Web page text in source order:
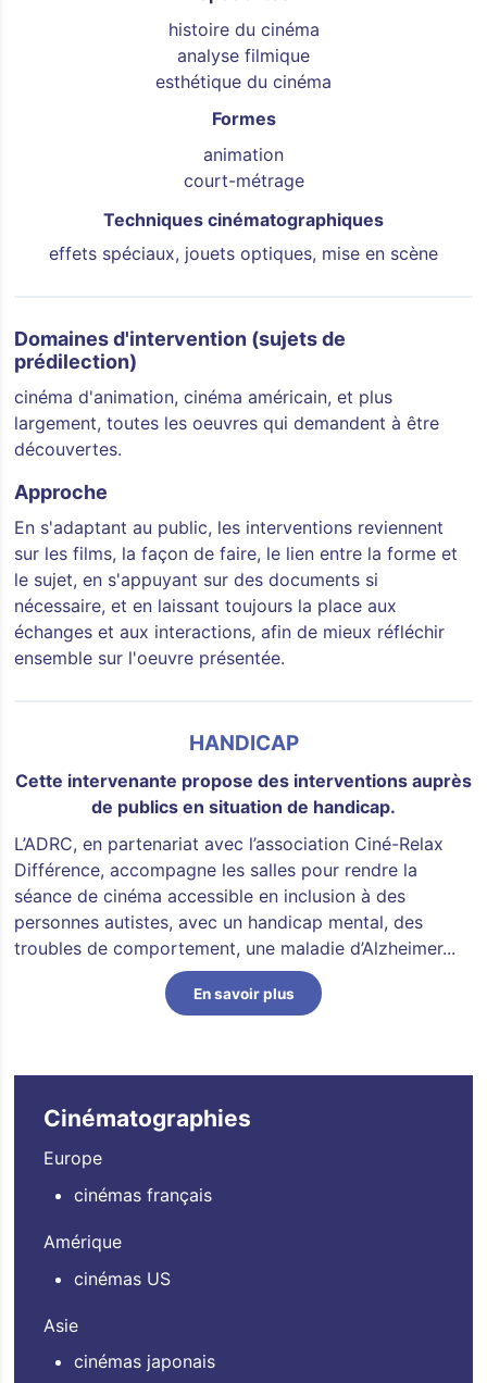
histoire du cinéma
analyse filmique
esthétique du cinéma
Formes
animation
court-métrage
Techniques cinématographiques
effets spéciaux, jouets optiques, mise en scène
Domaines d'intervention (sujets de
prédilection)
cinéma d'animation, cinéma américain, et plus
largement, toutes les oeuvres qui demandent à être
découvertes.
Approche
En s'adaptant au public, les interventions reviennent
sur les films, la façon de faire, le lien entre la forme et
le sujet, en s'appuyant sur des documents si
nécessaire, et en laissant toujours la place aux
échanges et aux interactions, afin de mieux réfléchir
ensemble sur l'oeuvre présentée.
HANDICAP
Cette intervenante propose des interventions auprès
de publics en situation de handicap.
L’ADRC, en partenariat avec l’association Ciné-Relax
Différence, accompagne les salles pour rendre la
séance de cinéma accessible en inclusion à des
personnes autistes, avec un handicap mental, des
troubles de comportement, une maladie d’Alzheimer...
En savoir plus
Cinématographies
Europe
cinémas français
Amérique
cinémas US
Asie
cinémas japonais